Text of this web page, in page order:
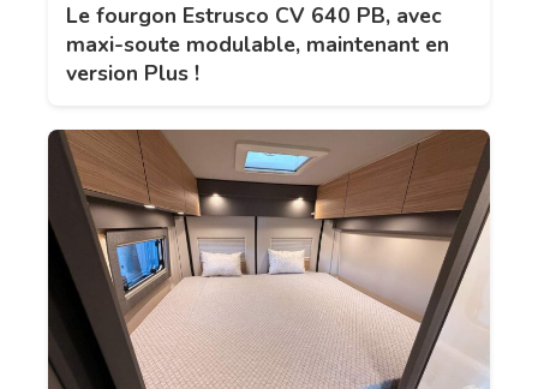
Le fourgon Estrusco CV 640 PB, avec
maxi-soute modulable, maintenant en
version Plus !